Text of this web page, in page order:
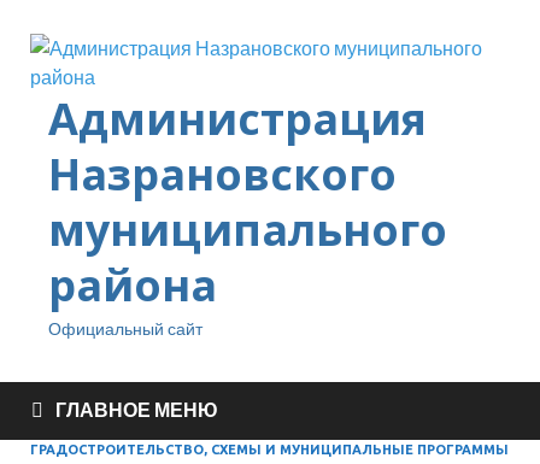
Администрация
Назрановского
муниципального
района
Официальный сайт
ГЛАВНОЕ МЕНЮ
ГРАДОСТРОИТЕЛЬСТВО, СХЕМЫ И МУНИЦИПАЛЬНЫЕ ПРОГРАММЫ